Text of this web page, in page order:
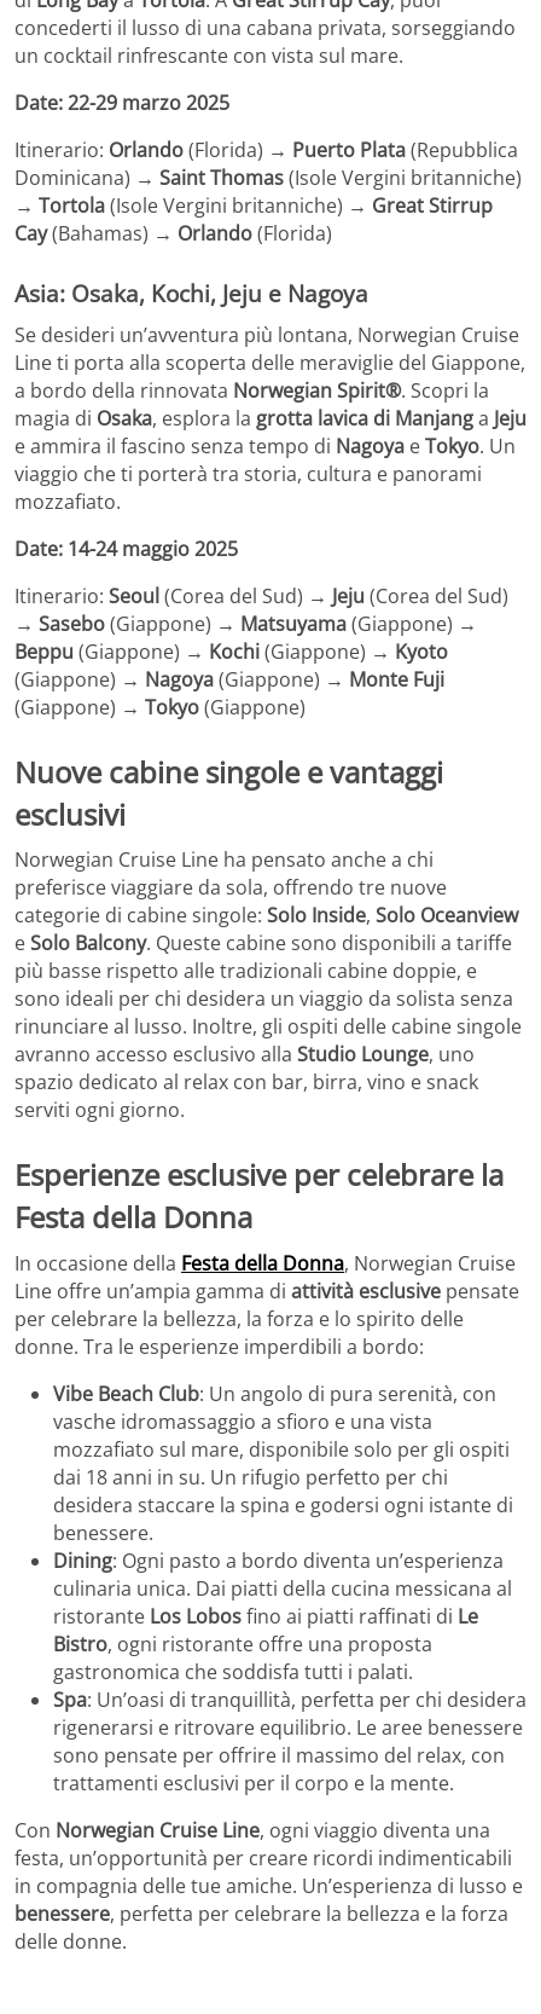
concederti il lusso di una cabana privata, sorseggiando
un cocktail rinfrescante con vista sul mare.
Date: 22-29 marzo 2025
Itinerario: Orlando(Florida) → Puerto Plata(Repubblica
Dominicana) → Saint Thomas(Isole Vergini britanniche)
→ Tortola(Isole Vergini britanniche) → Great Stirrup
Cay(Bahamas) → Orlando(Florida)
Asia: Osaka, Kochi, Jeju e Nagoya
Se desideri un’avventura più lontana, Norwegian Cruise
Line ti porta alla scoperta delle meraviglie del Giappone,
a bordo della rinnovata Norwegian Spirit®. Scopri la
magia di Osaka, esplora la grotta lavica di Manjanga Jeju
e ammira il fascino senza tempo di Nagoya eTokyo. Un
viaggio che ti porterà tra storia, cultura e panorami
mozzafiato.
Date: 14-24 maggio 2025
Itinerario: Seoul(Corea del Sud) → Jeju (Corea del Sud)
→ Sasebo(Giappone) → Matsuyama(Giappone) →
Beppu (Giappone) → Kochi(Giappone) → Kyoto
(Giappone) → Nagoya(Giappone) → Monte Fuji
(Giappone) → Tokyo(Giappone)
Nuove cabine singole e vantaggi
esclusivi
Norwegian Cruise Line ha pensato anche a chi
preferisce viaggiare da sola, offrendo tre nuove
categorie di cabine singole: Solo Inside, Solo Oceanview
eSolo Balcony. Queste cabine sono disponibili a tariffe
più basse rispetto alle tradizionali cabine doppie, e
sono ideali per chi desidera un viaggio da solista senza
rinunciare al lusso. Inoltre, gli ospiti delle cabine singole
avranno accesso esclusivo alla Studio Lounge, uno
spazio dedicato al relax con bar, birra, vino e snack
serviti ogni giorno.
Esperienze esclusive per celebrare la
Festa della Donna
In occasione della Festa della Donna, Norwegian Cruise
Line offre un’ampia gamma di attività esclusive pensate
per celebrare la bellezza, la forza e lo spirito delle
donne. Tra le esperienze imperdibili a bordo:
Vibe Beach Club: Un angolo di pura serenità, con
vasche idromassaggio a sfioro e una vista
mozzafiato sul mare, disponibile solo per gli ospiti
dai 18 anni in su. Un rifugio perfetto per chi
desidera staccare la spina e godersi ogni istante di
benessere.
Dining: Ogni pasto a bordo diventa un’esperienza
culinaria unica. Dai piatti della cucina messicana al
ristorante Los Lobosfino ai piatti raffinati di Le
Bistro, ogni ristorante offre una proposta
gastronomica che soddisfa tutti i palati.
Spa: Un’oasi di tranquillità, perfetta per chi desidera
rigenerarsi e ritrovare equilibrio. Le aree benessere
sono pensate per offrire il massimo del relax, con
trattamenti esclusivi per il corpo e la mente.
Con Norwegian Cruise Line, ogni viaggio diventa una
festa, un’opportunità per creare ricordi indimenticabili
in compagnia delle tue amiche. Un’esperienza di lusso e
benessere, perfetta per celebrare la bellezza e la forza
delle donne.